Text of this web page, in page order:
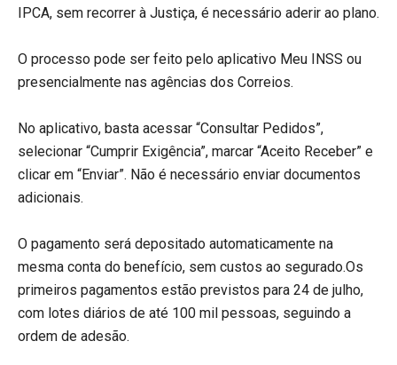
IPCA, sem recorrer à Justiça, é necessário aderir ao plano.
O processo pode ser feito pelo aplicativo Meu INSS ou
presencialmente nas agências dos Correios.
No aplicativo, basta acessar “Consultar Pedidos”,
selecionar “Cumprir Exigência”, marcar “Aceito Receber” e
clicar em “Enviar”. Não é necessário enviar documentos
adicionais.
O pagamento será depositado automaticamente na
mesma conta do benefício, sem custos ao segurado.Os
primeiros pagamentos estão previstos para 24 de julho,
com lotes diários de até 100 mil pessoas, seguindo a
ordem de adesão.